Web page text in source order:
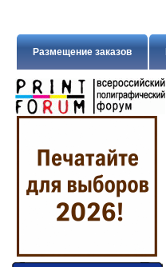
Размещение заказов